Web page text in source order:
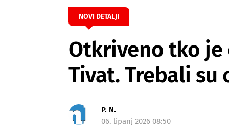
NOVI DETALJI
Otkriveno tko je
Tivat. Trebali
P. N.
06. lipanj 2026 08:50